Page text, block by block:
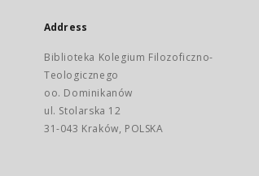
Address
Biblioteka Kolegium Filozoficzno-
Teologicznego
oo. Dominikanów
ul. Stolarska 12
31-043 Kraków, POLSKA